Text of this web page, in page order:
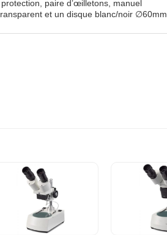
paire d’œilletons, manuel
et un disque blanc/noir ∅60mm.